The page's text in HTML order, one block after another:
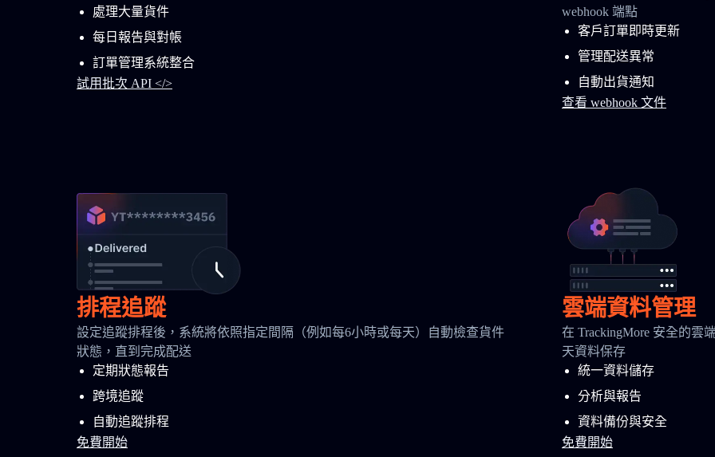
處理大量貨件
每日報告與對帳
訂單管理系統整合
試用批次 API </>
webhook 端點
客戶訂單即時更新
管理配送異常
自動出貨通知
查看 webhook 文件
排程追蹤
設定追蹤排程後，系統將依照指定間隔（例如每6小時或每天）自動檢查貨件
狀態，直到完成配送
定期狀態報告
跨境追蹤
自動追蹤排程
免費開始
雲端資料管理
在 TrackingMore 安全的雲
天資料保存
統一資料儲存
分析與報告
資料備份與安全
免費開始